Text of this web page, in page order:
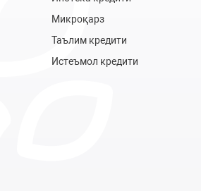
Микроқарз
Таълим кредити
Истеъмол кредити